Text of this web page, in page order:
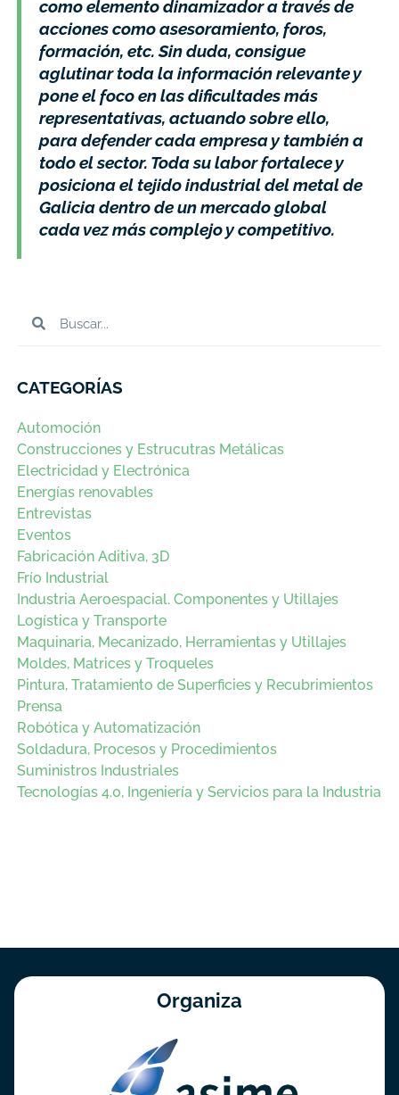
como elemento dinamizador a través de
acciones como asesoramiento, foros,
formación, etc. Sin duda, consigue
aglutinar toda la información relevante y
pone el foco en las dificultades más
representativas, actuando sobre ello,
para defender cada empresa y también a
todo el sector. Toda su labor fortalece y
posiciona el tejido industrial del metal de
Galicia dentro de un mercado global
cada vez más complejo y competitivo.
CATEGORÍAS
Automoción
Construcciones y Estrucutras Metálicas
Electricidad y Electrónica
Energías renovables
Entrevistas
Eventos
Fabricación Aditiva, 3D
Frío Industrial
Industria Aeroespacial. Componentes y Utillajes
Logística y Transporte
Maquinaria, Mecanizado, Herramientas y Utillajes
Moldes, Matrices y Troqueles
Pintura, Tratamiento de Superficies y Recubrimientos
Prensa
Robótica y Automatización
Soldadura, Procesos y Procedimientos
Suministros Industriales
Tecnologías 4.0, Ingeniería y Servicios para la Industria
Organiza